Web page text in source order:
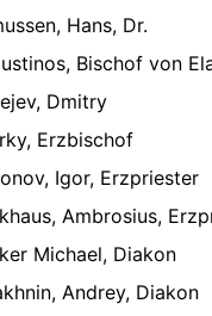
Hans, Dr.
Bischof von
Dmitry
Erzbischof
Igor, Erzpriester
Ambrosius,
Michael, Diakon
Andrey, Diakon